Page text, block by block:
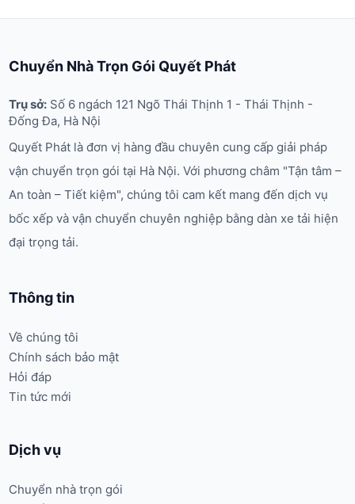
Chuyển Nhà Trọn Gói Quyết Phát
Trụ sở: Số 6 ngách 121 Ngõ Thái Thịnh 1 - Thái Thịnh -
Đống Đa, Hà Nội
Quyết Phát là đơn vị hàng đầu chuyên cung cấp giải pháp
vận chuyển trọn gói tại Hà Nội. Với phương châm "Tận tâm –
An toàn – Tiết kiệm", chúng tôi cam kết mang đến dịch vụ
bốc xếp và vận chuyển chuyên nghiệp bằng dàn xe tải hiện
đại trọng tải.
Thông tin
Về chúng tôi
Chính sách bảo mật
Hỏi đáp
Tin tức mới
Dịch vụ
Chuyển nhà trọn gói